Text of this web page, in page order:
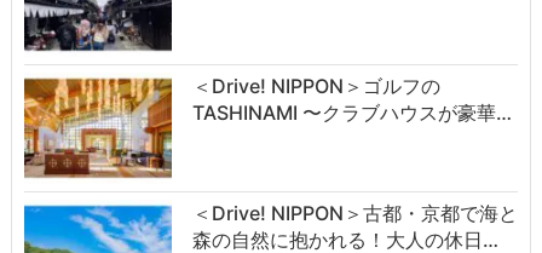
＜Drive! NIPPON＞ゴルフの
TASHINAMI 〜クラブハウスが豪華…
＜Drive! NIPPON＞古都・京都で海と
森の自然に抱かれる！大人の休日…